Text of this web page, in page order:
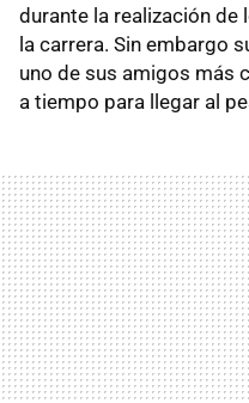
durante la realización
la carrera. Sin embargo
uno de sus amigos más
a tiempo para llegar al